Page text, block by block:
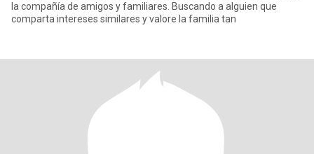
la compañía de amigos y familiares. Buscando a alguien que
comparta intereses similares y valore la familia tan